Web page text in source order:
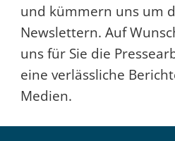
und kümmern uns um
Newslettern. Auf
uns für Sie die
eine verlässliche
Medien.